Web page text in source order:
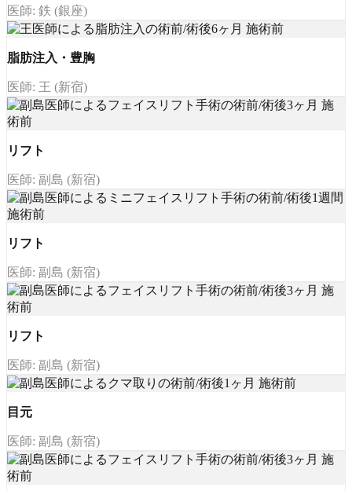
医師: 鉄 (銀座)
脂肪注入・豊胸
医師: 王 (新宿)
リフト
医師: 副島 (新宿)
リフト
医師: 副島 (新宿)
リフト
医師: 副島 (新宿)
目元
医師: 副島 (新宿)